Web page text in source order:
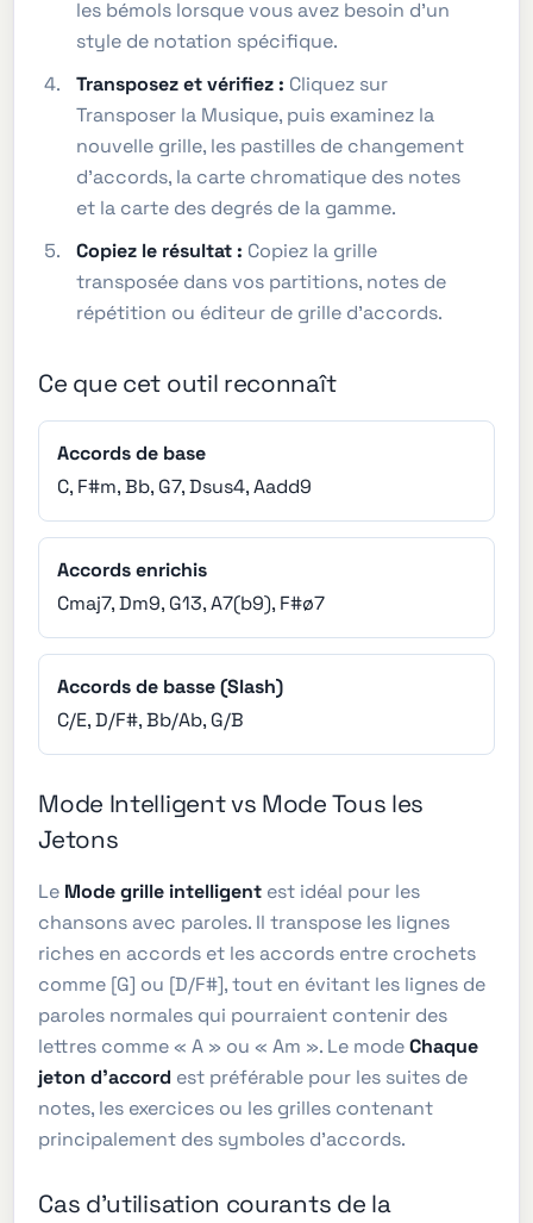
les bémols lorsque vous avez besoin d'un
style de notation spécifique.
Transposez et vérifiez : Cliquez sur
Transposer la Musique, puis examinez la
nouvelle grille, les pastilles de changement
d'accords, la carte chromatique des notes
et la carte des degrés de la gamme.
Copiez le résultat : Copiez la grille
transposée dans vos partitions, notes de
répétition ou éditeur de grille d'accords.
Ce que cet outil reconnaît
Accords de base
C, F#m, Bb, G7, Dsus4, Aadd9
Accords enrichis
Cmaj7, Dm9, G13, A7(b9), F#ø7
Accords de basse (Slash)
C/E, D/F#, Bb/Ab, G/B
Mode Intelligent vs Mode Tous les
Jetons
Le Mode grille intelligent est idéal pour les
chansons avec paroles. Il transpose les lignes
riches en accords et les accords entre crochets
comme [G] ou [D/F#], tout en évitant les lignes de
paroles normales qui pourraient contenir des
lettres comme « A » ou « Am ». Le modeChaque
jeton d'accord est préférable pour les suites de
notes, les exercices ou les grilles contenant
principalement des symboles d'accords.
Cas d'utilisation courants de la